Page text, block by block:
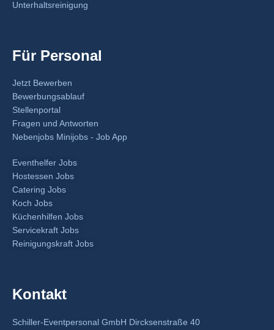
Unterhaltsreinigung
Für Personal
Jetzt Bewerben
Bewerbungsablauf
Stellenportal
Fragen und Antworten
Nebenjobs Minijobs - Job App
Eventhelfer Jobs
Hostessen Jobs
Catering Jobs
Koch Jobs
Küchenhilfen Jobs
Servicekraft Jobs
Reinigungskraft Jobs
Kontakt
Schiller-Eventpersonal GmbH Dircksenstraße 40